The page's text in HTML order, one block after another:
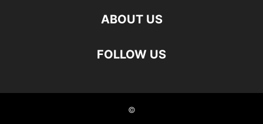
ABOUT US
FOLLOW US
©